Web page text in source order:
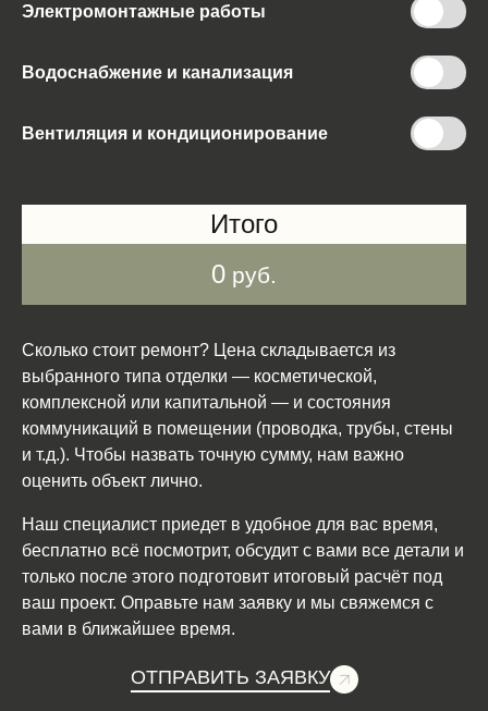
Электромонтажные работы
Водоснабжение и канализация
Вентиляция и кондиционирование
Итого
0 руб.
Сколько стоит ремонт? Цена складывается из
выбранного типа отделки — косметической,
комплексной или капитальной — и состояния
коммуникаций в помещении (проводка, трубы, стены
и т.д.). Чтобы назвать точную сумму, нам важно
оценить объект лично.
Наш специалист приедет в удобное для вас время,
бесплатно всё посмотрит, обсудит с вами все детали и
только после этого подготовит итоговый расчёт под
ваш проект. Оправьте нам заявку и мы свяжемся с
вами в ближайшее время.
ОТПРАВИТЬ ЗАЯВКУ